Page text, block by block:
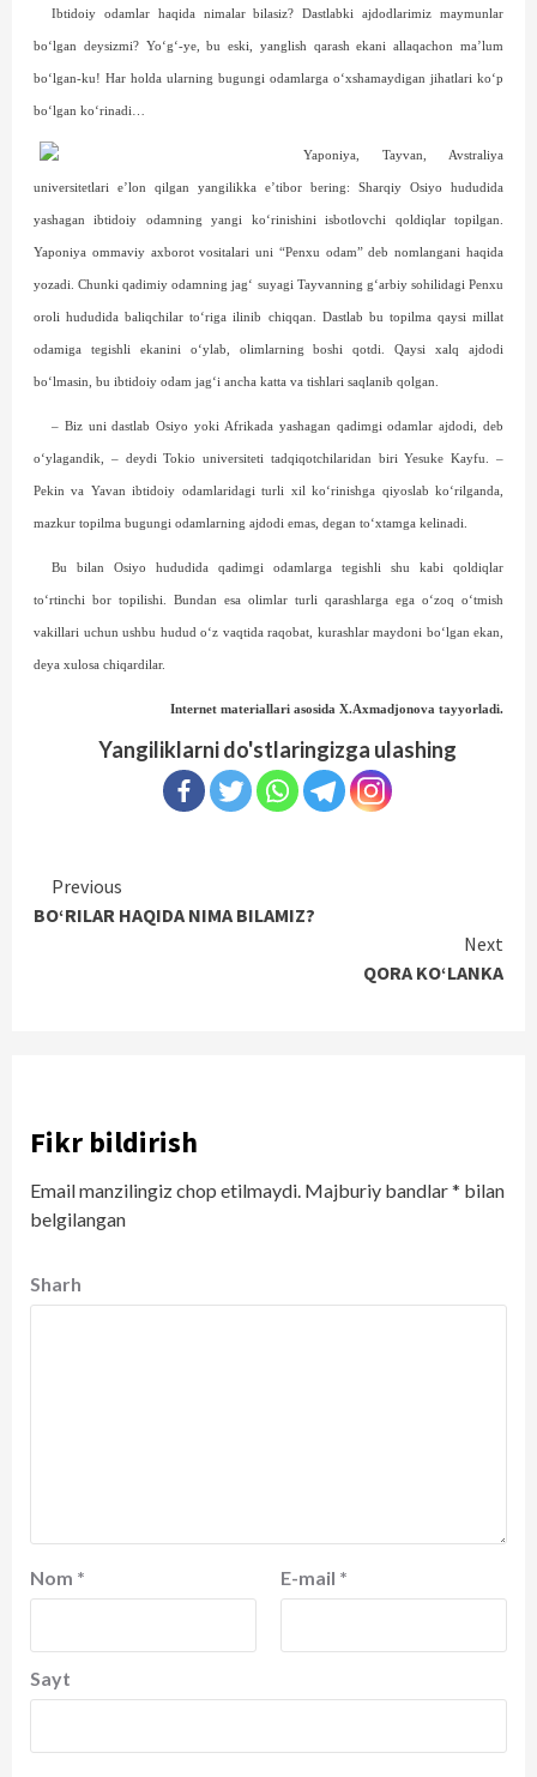
Ibtidoiy odamlar haqida nimalar bilasiz? Dastlabki ajdodlarimiz maymunlar
bo‘lgan deysizmi? Yo‘g‘-ye, bu eski, yanglish qarash ekani allaqachon ma’lum
bo‘lgan-ku! Har holda ularning bugungi odamlarga o‘xshamaydigan jihatlari ko‘p
bo‘lgan ko‘rinadi…
Yaponiya, Tayvan, Avstraliya
universitetlari e’lon qilgan yangilikka e’tibor bering: Sharqiy Osiyo hududida
yashagan ibtidoiy odamning yangi ko‘rinishini isbotlovchi qoldiqlar topilgan.
Yaponiya ommaviy axborot vositalari uni “Penxu odam” deb nomlangani haqida
yozadi. Chunki qadimiy odamning jag‘ suyagi Tayvanning g‘arbiy sohilidagi Penxu
oroli hududida baliqchilar to‘riga ilinib chiqqan. Dastlab bu topilma qaysi millat
odamiga tegishli ekanini o‘ylab, olimlarning boshi qotdi. Qaysi xalq ajdodi
bo‘lmasin, bu ibtidoiy odam jag‘i ancha katta va tishlari saqlanib qolgan.
– Biz uni dastlab Osiyo yoki Afrikada yashagan qadimgi odamlar ajdodi, deb
o‘ylagandik, – deydi Tokio universiteti tadqiqotchilaridan biri Yesuke Kayfu. –
Pekin va Yavan ibtidoiy odamlaridagi turli xil ko‘rinishga qiyoslab ko‘rilganda,
mazkur topilma bugungi odamlarning ajdodi emas, degan to‘xtamga kelinadi.
Bu bilan Osiyo hududida qadimgi odamlarga tegishli shu kabi qoldiqlar
to‘rtinchi bor topilishi. Bundan esa olimlar turli qarashlarga ega o‘zoq o‘tmish
vakillari uchun ushbu hudud o‘z vaqtida raqobat, kurashlar maydoni bo‘lgan ekan,
deya xulosa chiqardilar.
Internet materiallari asosida X.Axmadjonova tayyorladi.
Yangiliklarni do'stlaringizga ulashing
Continue
Reading
Previous
BO‘RILAR HAQIDA NIMA BILAMIZ?
Next
QORA KO‘LANKA
Fikr bildirish
Email manzilingiz chop etilmaydi. Majburiy bandlar* bilan
belgilangan
Sharh
Nom * E-mail *
Sayt